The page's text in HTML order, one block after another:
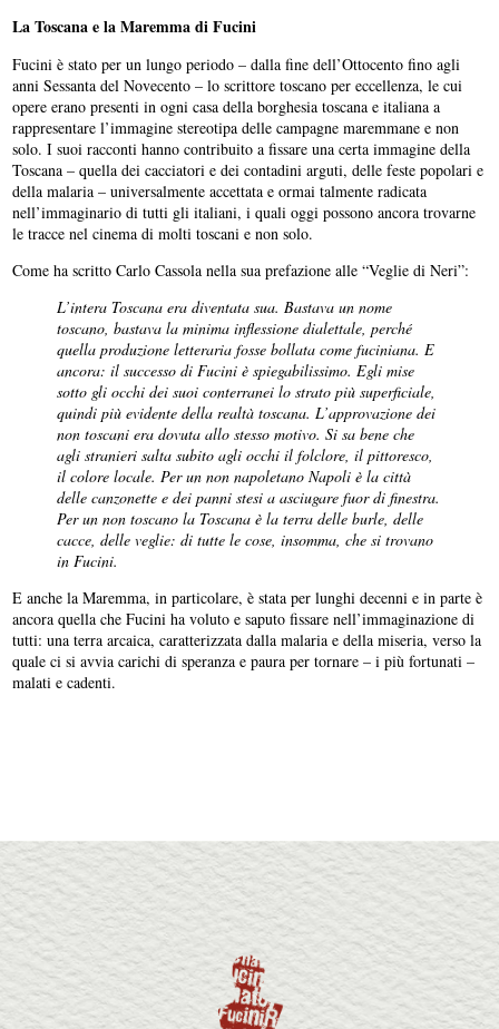
La Toscana e la Maremma di Fucini
Fucini è stato per un lungo periodo – dalla fine dell’Ottocento fino agli
anni Sessanta del Novecento – lo scrittore toscano per eccellenza, le cui
opere erano presenti in ogni casa della borghesia toscana e italiana a
rappresentare l’immagine stereotipa delle campagne maremmane e non
solo. I suoi racconti hanno contribuito a fissare una certa immagine della
Toscana – quella dei cacciatori e dei contadini arguti, delle feste popolari e
della malaria – universalmente accettata e ormai talmente radicata
nell’immaginario di tutti gli italiani, i quali oggi possono ancora trovarne
le tracce nel cinema di molti toscani e non solo.
Come ha scritto Carlo Cassola nella sua prefazione alle “Veglie di Neri”:
L’intera Toscana era diventata sua. Bastava un nome
toscano, bastava la minima inflessione dialettale, perché
quella produzione letteraria fosse bollata come fuciniana. E
ancora: il successo di Fucini è spiegabilissimo. Egli mise
sotto gli occhi dei suoi conterranei lo strato più superficiale,
quindi più evidente della realtà toscana. L’approvazione dei
non toscani era dovuta allo stesso motivo. Si sa bene che
agli stranieri salta subito agli occhi il folclore, il pittoresco,
il colore locale. Per un non napoletano Napoli è la città
delle canzonette e dei panni stesi a asciugare fuor di finestra.
Per un non toscano la Toscana è la terra delle burle, delle
cacce, delle veglie: di tutte le cose, insomma, che si trovano
in Fucini.
E anche la Maremma, in particolare, è stata per lunghi decenni e in parte è
ancora quella che Fucini ha voluto e saputo fissare nell’immaginazione di
tutti: una terra arcaica, caratterizzata dalla malaria e della miseria, verso la
quale ci si avvia carichi di speranza e paura per tornare – i più fortunati –
malati e cadenti.